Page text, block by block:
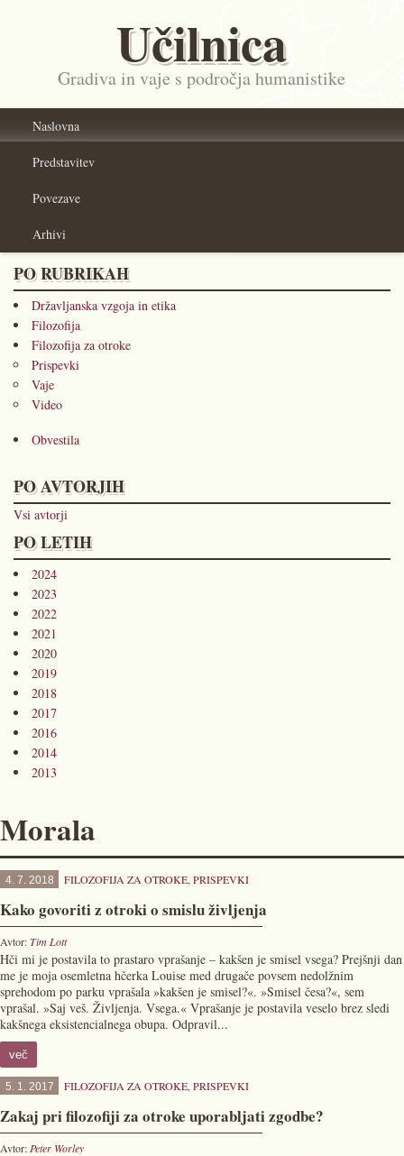
Učilnica
Gradiva in vaje s področja humanistike
Naslovna
Predstavitev
Povezave
Arhivi
PO RUBRIKAH
Državljanska vzgoja in etika
Filozofija
Filozofija za otroke
Prispevki
Vaje
Video
Obvestila
PO AVTORJIH
Vsi avtorji
PO LETIH
2024
2023
2022
2021
2020
2019
2018
2017
2016
2014
2013
Morala
4. 7. 2018 FILOZOFIJA ZA OTROKE, PRISPEVKI
Kako govoriti z otroki o smislu življenja
Avtor:Tim Lott
Hči mi je postavila to prastaro vprašanje – kakšen je smisel vsega? Prejšnji dan
me je moja osemletna hčerka Louise med drugače povsem nedolžnim
sprehodom po parku vprašala »kakšen je smisel?«. »Smisel česa?«, sem
vprašal. »Saj veš. Življenja. Vsega.« Vprašanje je postavila veselo brez sledi
kakšnega eksistencialnega obupa. Odpravil...
več
5. 1. 2017 FILOZOFIJA ZA OTROKE, PRISPEVKI
Zakaj pri filozofiji za otroke uporabljati zgodbe?
Avtor: Peter Worley